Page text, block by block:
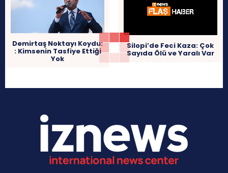
Demirtaş Noktayı Koydu:
: Kimsenin Tasfiye Ettiği
Yok
Silopi’de Feci Kaza: Çok
Sayıda Ölü ve Yaralı Var